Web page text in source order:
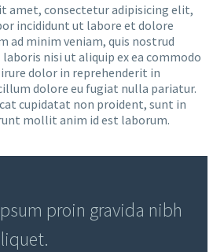
amet, consectetur adipisicing elit,
incididunt ut labore et dolore
ad minim veniam, quis nostrud
nisi ut aliquip ex ea commodo
dolor in reprehenderit in
dolore eu fugiat nulla pariatur.
cupidatat non proident, sunt in
mollit anim id est laborum.
proin gravida nibh